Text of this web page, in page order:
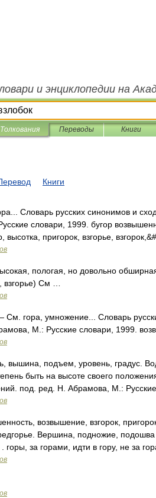
и энциклопедии на
Толкования Переводы Книги
Книги
Словарь русских синонимов и
словари, 1999. бугор
высотка, пригорок, взгорье,
пологая, но довольно
взгорье) См …
См. гора, умножение... Словарь
М.: Русские словари, 1999.
вышина, подъем, уровень, градус.
быть на высоте своего
под. ред. Н. Абрамова, М.:
возвышение, взгорок,
Вершина, подножие,
горы, за горами, идти в гору, не за